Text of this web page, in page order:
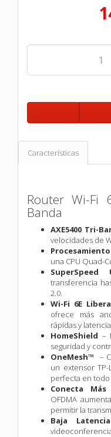
Características
Router Wi-Fi
Banda
AXE5400 Tri-
velocidades de
una CPU Quad-
SuperSpeed
transferencia
2.0.
Wi-Fi 6E
ofrece más
rápidas y
HomeShield –
seguridad y
OneMesh™ –
un extensor
perfecta en todo
Conecta
OFDMA
permitir la
Baja